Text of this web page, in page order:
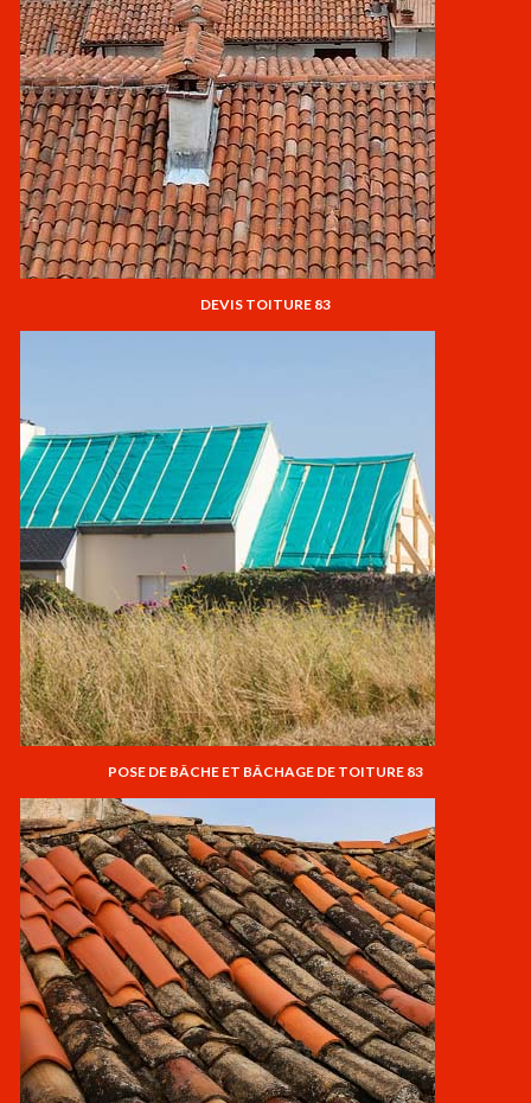
DEVIS TOITURE 83
POSE DE BÂCHE ET BÂCHAGE DE TOITURE 83